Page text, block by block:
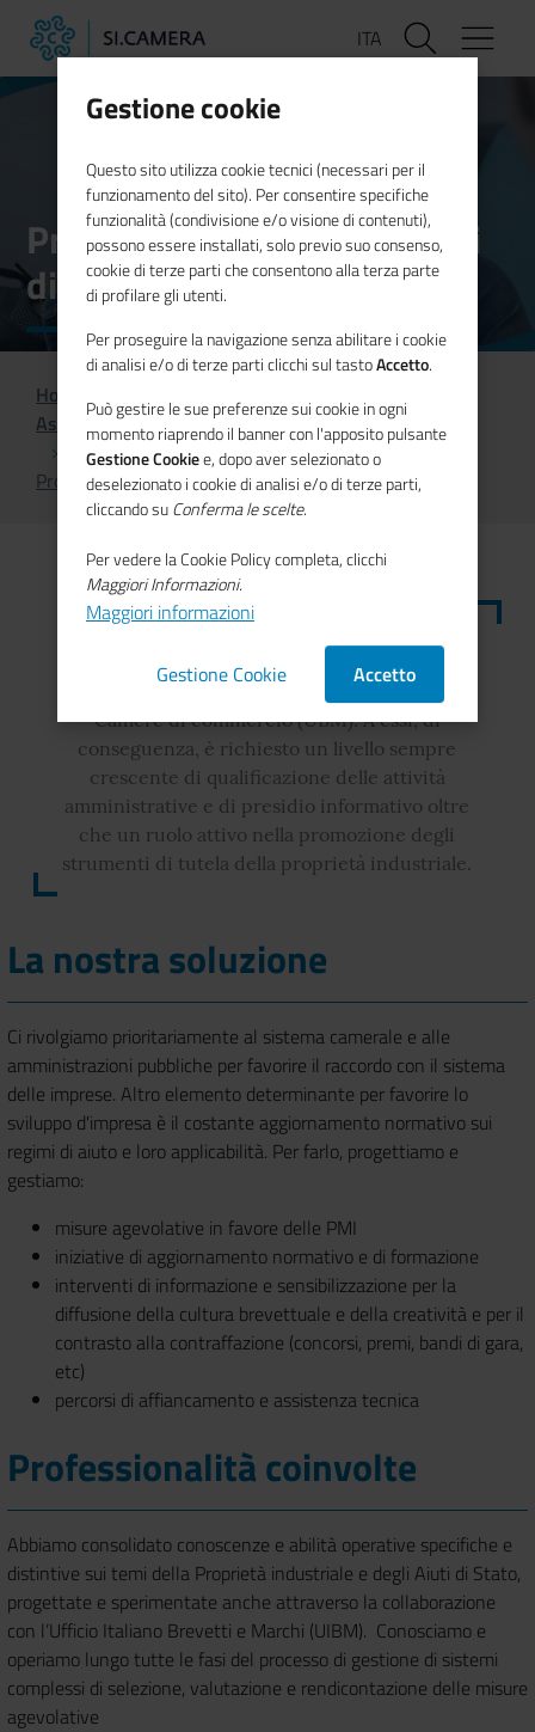
Salta
contenuto
principale
ITA
Proprietà industriale e Aiuti
di Stato
Home
Aree di competenza
Assistenza tecnica per la Pubblica Amministrazione
Proprietà industriale e Aiuti di Stato
per l'innovazione delle PMI è fondamentale il
Camere di commercio (UBM). A essi, di
conseguenza, è richiesto un livello sempre
crescente di qualificazione delle attività
amministrative e di presidio informativo oltre
che un ruolo attivo nella promozione degli
strumenti di tutela della proprietà industriale.
La nostra soluzione
Ci rivolgiamo prioritariamente al sistema camerale e alle
amministrazioni pubbliche per favorire il raccordo con il sistema
delle imprese. Altro elemento determinante per favorire lo
sviluppo d'impresa è il costante aggiornamento normativo sui
regimi di aiuto e loro applicabilità. Per farlo, progettiamo e
gestiamo:
misure agevolative in favore delle PMI
iniziative di aggiornamento normativo e di formazione
interventi di informazione e sensibilizzazione per la
diffusione della cultura brevettuale e della creatività e per il
contrasto alla contraffazione (concorsi, premi, bandi di gara,
etc)
percorsi di affiancamento e assistenza tecnica
Professionalità coinvolte
Abbiamo consolidato conoscenze e abilità operative specifiche e
distintive sui temi della Proprietà industriale e degli Aiuti di Stato,
progettate e sperimentate anche attraverso la collaborazione
con l’Ufficio Italiano Brevetti e Marchi (UIBM). Conosciamo e
operiamo lungo tutte le fasi del processo di gestione di sistemi
complessi di selezione, valutazione e rendicontazione delle misure
agevolative
Gestione cookie
Questo sito utilizza cookie tecnici (necessari per il
funzionamento del sito). Per consentire specifiche
funzionalità (condivisione e/o visione di contenuti),
possono essere installati, solo previo suo consenso,
cookie di terze parti che consentono alla terza parte
di profilare gli utenti.
Per proseguire la navigazione senza abilitare i cookie
di analisi e/o di terze parti clicchi sul tastoAccetto.
Può gestire le sue preferenze sui cookie in ogni
momento riaprendo il banner con l'apposito pulsante
Gestione Cookiee, dopo aver selezionato o
deselezionato i cookie di analisi e/o di terze parti,
cliccando suConferma le scelte.
Per vedere la Cookie Policy completa, clicchi
Maggiori Informazioni.
Maggiori informazioni
Gestione Cookie Accetto